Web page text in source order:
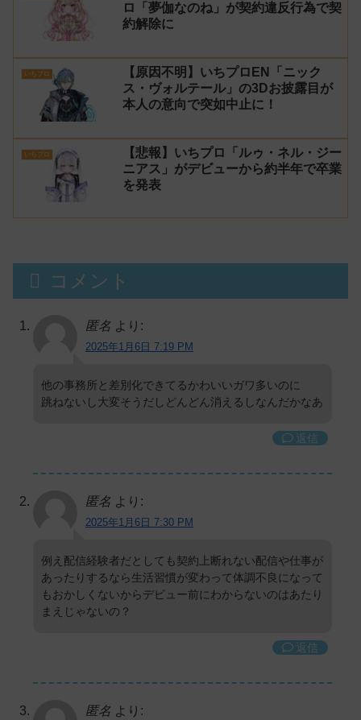
ロ「夢伽なのね」が契約違反行為で契
約解除に
いちプロ
【原因不明】いちプロEN「ニック
ス・ヴォルテール」の3Dお披露目が
本人の意向で突如中止に！
いちプロ
【悲報】いちプロ「ルゥ・ネル・ジー
ニアス」がデビューから約半年で卒業
を発表
コメント
匿名 より:
2025年1月6日 7:19 PM
他の事務所と差別化できてるかわいいガワ多いのに
跳ねないし大変そうだしどんどん消えるしなんだかなあ
返信
匿名 より:
2025年1月6日 7:30 PM
例え配信経験者だとしても契約上断れない配信や仕事が
あったりするなら生活習慣が変わって体調不良になって
もおかしくないからデビュー前にわからないのはあたり
まえじゃないの？
返信
匿名 より: